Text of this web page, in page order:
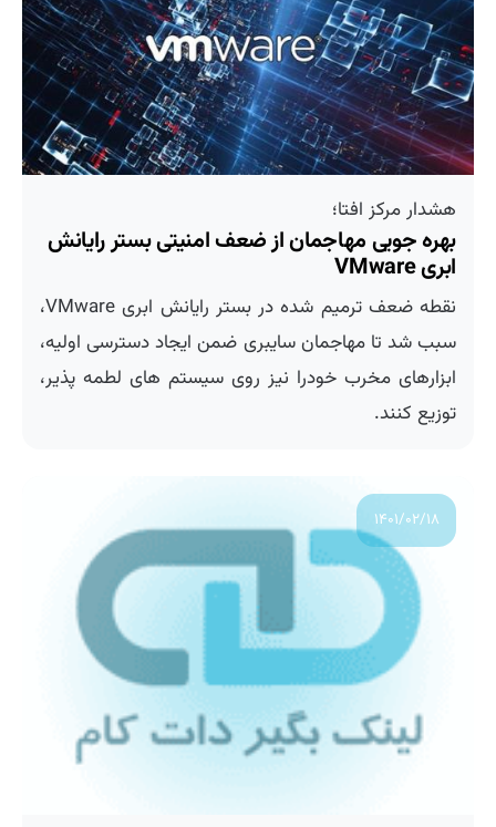
هشدار مركز افتا؛
بهره جویی مهاجمان از ضعف امنیتی بستر رایانش
ابری VMware
نقطه ضعف ترمیم شده در بستر رایانش ابری VMware،
سبب شد تا مهاجمان سایبری ضمن ایجاد دسترسی اولیه،
ابزارهای مخرب خودرا نیز روی سیستم های لطمه پذیر،
توزیع کنند.
۱۴۰۱/۰۲/۱۸